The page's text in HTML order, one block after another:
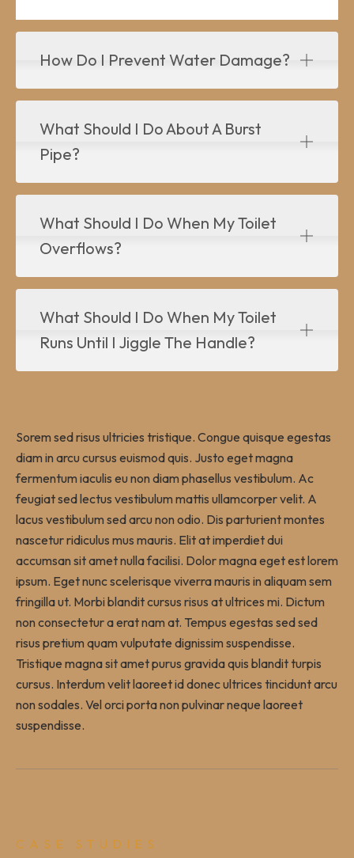
How Do I Prevent Water Damage?
What Should I Do About A Burst
Pipe?
What Should I Do When My Toilet
Overflows?
What Should I Do When My Toilet
Runs Until I Jiggle The Handle?
Sorem sed risus ultricies tristique. Congue quisque egestas
diam in arcu cursus euismod quis. Justo eget magna
fermentum iaculis eu non diam phasellus vestibulum. Ac
feugiat sed lectus vestibulum mattis ullamcorper velit. A
lacus vestibulum sed arcu non odio. Dis parturient montes
nascetur ridiculus mus mauris. Elit at imperdiet dui
accumsan sit amet nulla facilisi. Dolor magna eget est lorem
ipsum. Eget nunc scelerisque viverra mauris in aliquam sem
fringilla ut. Morbi blandit cursus risus at ultrices mi. Dictum
non consectetur a erat nam at. Tempus egestas sed sed
risus pretium quam vulputate dignissim suspendisse.
Tristique magna sit amet purus gravida quis blandit turpis
cursus. Interdum velit laoreet id donec ultrices tincidunt arcu
non sodales. Vel orci porta non pulvinar neque laoreet
suspendisse.
CASE STUDIES